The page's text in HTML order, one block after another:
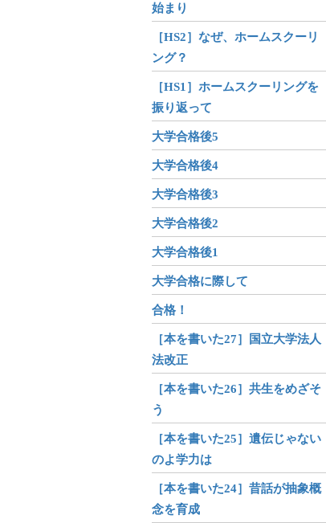
始まり
［HS2］なぜ、ホームスクーリ
ング？
［HS1］ホームスクーリングを
振り返って
大学合格後5
大学合格後4
大学合格後3
大学合格後2
大学合格後1
大学合格に際して
合格！
［本を書いた27］国立大学法人
法改正
［本を書いた26］共生をめざそ
う
［本を書いた25］遺伝じゃない
のよ学力は
［本を書いた24］昔話が抽象概
念を育成